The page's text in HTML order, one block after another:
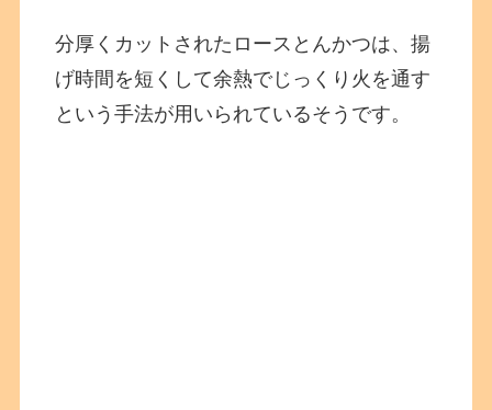
分厚くカットされたロースとんかつは、揚
げ時間を短くして余熱でじっくり火を通す
という手法が用いられているそうです。